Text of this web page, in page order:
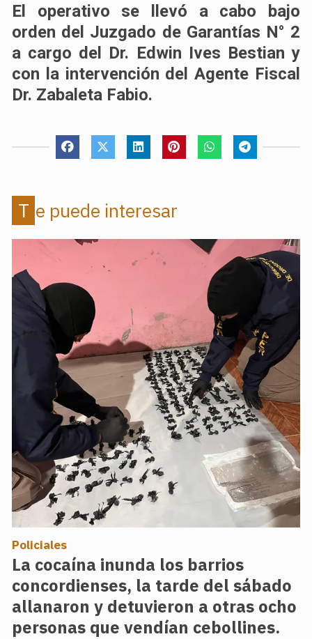
El operativo se llevó a cabo bajo
orden del Juzgado de Garantías N° 2
a cargo del Dr. Edwin Ives Bestian y
con la intervención del Agente Fiscal
Dr. Zabaleta Fabio.
Te puede interesar
La cocaína inunda los barrios
concordienses, la tarde del sábado
allanaron y detuvieron a otras ocho
personas que vendían cebollines.
Policiales